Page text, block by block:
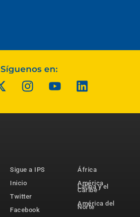
Síguenos en:
Sigue a IPS
Inicio
Twitter
Facebook
África
América
Latina y el
Caribe
América del
Norte